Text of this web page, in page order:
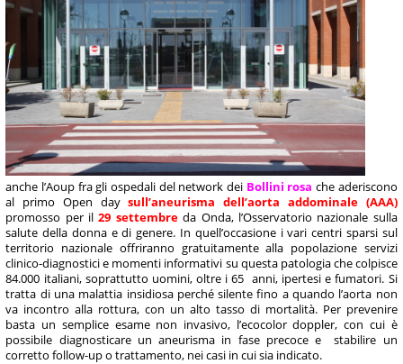
anche l’Aoup fra gli ospedali del network dei Bollini rosa che aderiscono
al primo Open daysull’aneurisma dell’aorta addominale (AAA)
promosso per il 29 settembreda Onda, l’Osservatorio nazionale sulla
salute della donna e di genere. In quell’occasione i vari centri sparsi sul
territorio nazionale offriranno gratuitamente alla popolazione servizi
clinico-diagnostici e momenti informativi su questa patologia che colpisce
84.000 italiani, soprattutto uomini, oltre i 65 anni, ipertesi e fumatori. Si
tratta di una malattia insidiosa perché silente fino a quando l’aorta non
va incontro alla rottura, con un alto tasso di mortalità. Per prevenire
basta un semplice esame non invasivo, l’ecocolor doppler, con cui è
possibile diagnosticare un aneurisma in fase precoce e stabilire un
corretto follow-up o trattamento, nei casi in cui sia indicato.